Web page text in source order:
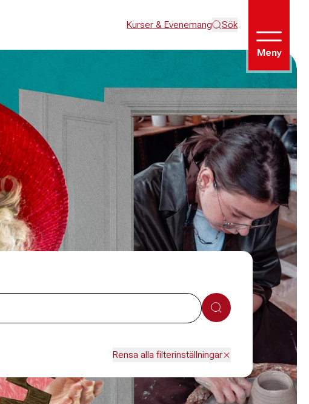
Kurser & Evenemang Sök
Meny
Sök
Rensa alla filterinställningar